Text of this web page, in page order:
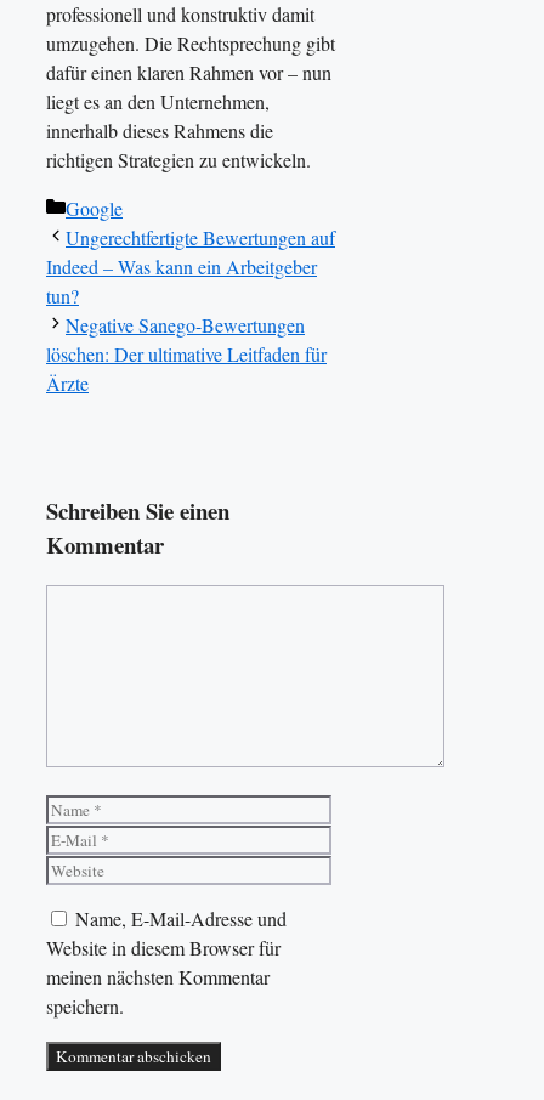
professionell und konstruktiv damit
umzugehen. Die Rechtsprechung gibt
dafür einen klaren Rahmen vor – nun
liegt es an den Unternehmen,
innerhalb dieses Rahmens die
richtigen Strategien zu entwickeln.
Kategorien
Google
Ungerechtfertigte Bewertungen auf
Indeed – Was kann ein Arbeitgeber
tun?
Negative Sanego-Bewertungen
löschen: Der ultimative Leitfaden für
Ärzte
Schreiben Sie einen
Kommentar
Name
Name, E-Mail-Adresse und
Website in diesem Browser für
meinen nächsten Kommentar
speichern.